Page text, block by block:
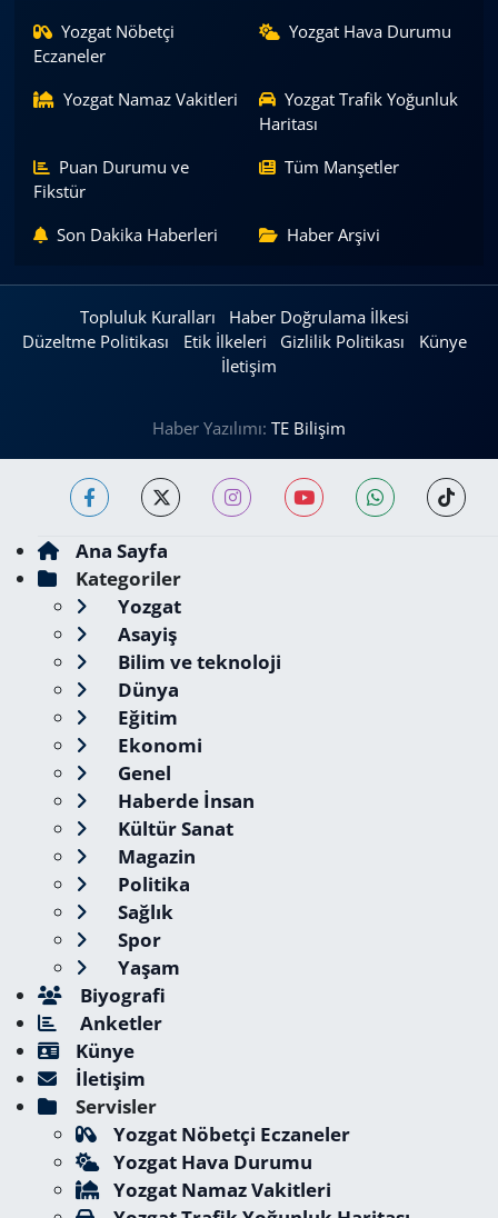
Yozgat Nöbetçi
Eczaneler
Yozgat Hava Durumu
Yozgat Namaz Vakitleri
Yozgat Trafik Yoğunluk
Haritası
Puan Durumu ve
Fikstür
Tüm Manşetler
Son Dakika Haberleri Haber Arşivi
Topluluk Kuralları
Haber Doğrulama İlkesi
Düzeltme Politikası
Etik İlkeleri Gizlilik Politikası
Künye
İletişim
Haber Yazılımı: TE Bilişim
Ana Sayfa
Kategoriler
Yozgat
Asayiş
Bilim ve teknoloji
Dünya
Eğitim
Ekonomi
Genel
Haberde İnsan
Kültür Sanat
Magazin
Politika
Sağlık
Spor
Yaşam
Biyografi
Anketler
Künye
İletişim
Servisler
Yozgat Nöbetçi Eczaneler
Yozgat Hava Durumu
Yozgat Namaz Vakitleri